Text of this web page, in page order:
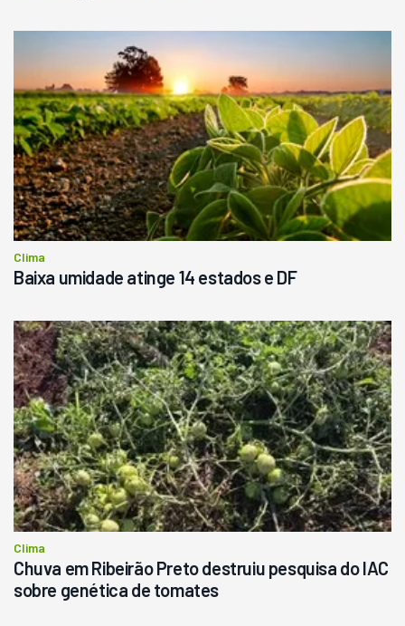
Clima
Baixa umidade atinge 14 estados e DF
Clima
Chuva em Ribeirão Preto destruiu pesquisa do IAC
sobre genética de tomates